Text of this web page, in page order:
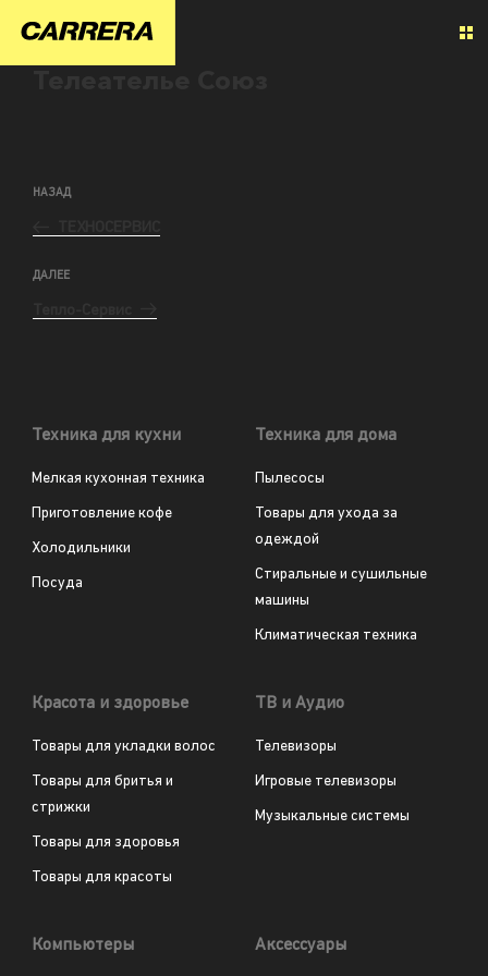
НАЗАД
ДАЛЕЕ
Техника для кухни
Мелкая кухонная техника
Приготовление кофе
Холодильники
Посуда
Техника для дома
Пылесосы
Товары для ухода за
одеждой
Стиральные и сушильные
машины
Климатическая техника
Красота и здоровье
Товары для укладки волос
Товары для бритья и
стрижки
Товары для здоровья
Товары для красоты
ТВ и Аудио
Телевизоры
Игровые телевизоры
Музыкальные системы
Компьютеры Аксессуары